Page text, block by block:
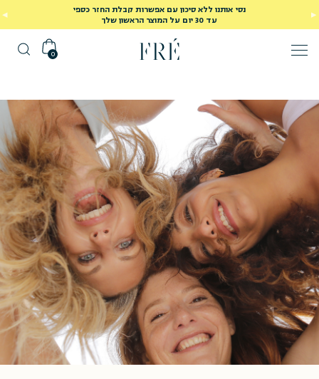
משלוח חינם לנקודת איסוף בכל הזמנה מעל ₪249
ועד הבית ברכישה ₪299
לרכישה
0